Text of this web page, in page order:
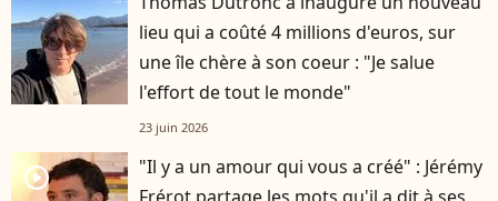
lieu qui a coûté 4 millions d'euros, sur
une île chère à son coeur : "Je salue
l'effort de tout le monde"
23 juin 2026
player2
"Il y a un amour qui vous a créé" : Jérémy